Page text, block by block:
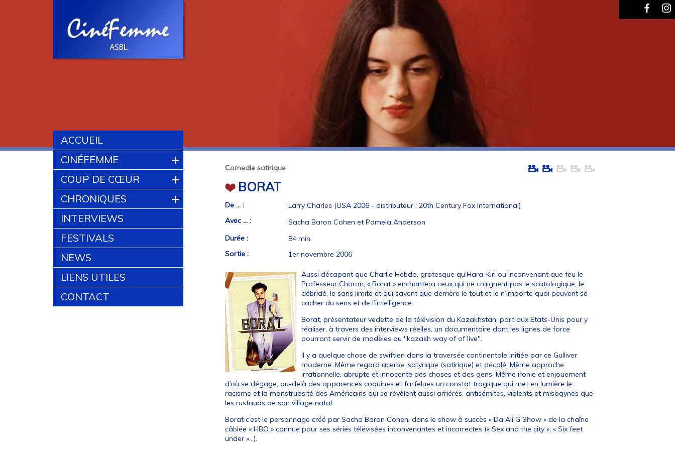
ACCUEIL
CINÉFEMME
+
COUP DE CŒUR +
CHRONIQUES +
INTERVIEWS
FESTIVALS
NEWS
LIENS UTILES
CONTACT
Comedie satirique
BORAT
De ... :
Larry Charles (USA 2006 - distributeur : 20th Century Fox International)
Avec ... :
Sacha Baron Cohen et Pamela Anderson
Durée :
84 min.
Sortie :
1er novembre 2006
Aussi décapant que Charlie Hebdo, grotesque qu’Hara-Kiri ou inconvenant que feu le
Professeur Choron, « Borat » enchantera ceux qui ne craignent pas le scatologique, le
débridé, le sans limite et qui savent que derrière le tout et le n’importe quoi peuvent se
cacher du sens et de l’intelligence.
Borat, présentateur vedette de la télévision du Kazakhstan, part aux Etats-Unis pour y
réaliser, à travers des interviews réelles, un documentaire dont les lignes de force
pourront servir de modèles au "kazakh way of of live".
Il y a quelque chose de swiftien dans la traversée continentale initiée par ce Gulliver
moderne. Même regard acerbe, satyrique (satirique) et décalé. Même approche
irrationnelle, abrupte et innocente des choses et des gens. Même ironie et enjouement
d’où se dégage, au-delà des apparences coquines et farfelues un constat tragique qui met en lumière le
racisme et la monstruosité des Américains qui se révèlent aussi arriérés, antisémites, violents et misogynes que
les rustauds de son village natal.
Borat c’est le personnage créé par Sacha Baron Cohen, dans le show à succès « Da Ali G Show » de la chaîne
câblée « HBO » connue pour ses séries télévisées inconvenantes et incorrectes (« Sex and the city », « Six feet
under »…).